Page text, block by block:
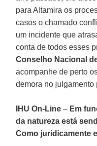
para Altamira os
casos o chamado
um incidente que
conta de todos esses
Conselho Nacional
acompanhe de perto
demora no julgamento
IHU On-Line– Em
da natureza está
Como juridicamente